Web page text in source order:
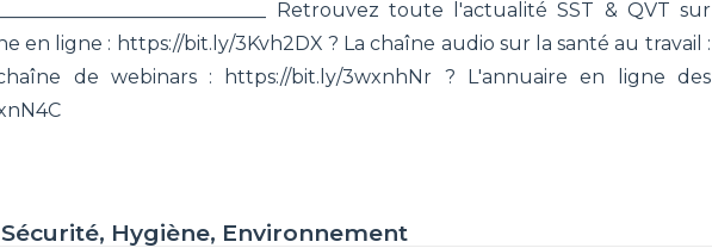
Retrouvez toute l'actualité SST & QVT sur
en ligne : https://bit.ly/3Kvh2DX ? La chaîne audio sur la santé au travail :
de webinars : https://bit.ly/3wxnhNr ? L'annuaire en ligne des
Sécurité, Hygiène, Environnement